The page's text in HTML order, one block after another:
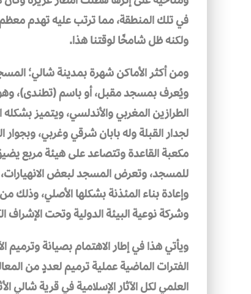
في تلك المنطقة، مما ترتب عليه تهدم
ولكنه ظل شامخًا لوقتنا هذا.
ومن أكثر الأماكن شهرة بمدينة شالي؛
الطرازين المغربي والأندلسي، ويتميز
لجدار القبلة وله بابان شرقي وغربي،
مكعبة القاعدة وتتصاعد على هيئة مربع يضيق
للمسجد‏، وتعرض المسجد لبعض
وإعادة بناء المئذنة بشكلها الأصلي،
وشركة نوعية البيئة الدولية وتحت الإشراف
ويأتي هذا في إطار الاهتمام بصيانة وترميم
الفترات الماضية عملية ترميم لعددٍ من
العلمي لكل الآثار الإسلامية في قرية شالي